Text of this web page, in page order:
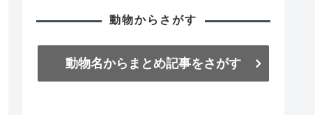
動物からさがす
動物名からまとめ記事をさがす